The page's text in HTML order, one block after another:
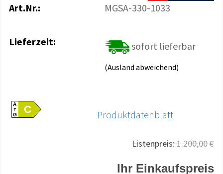
Art.Nr.: MGSA-330-1033
Lieferzeit: sofort lieferbar
(Ausland abweichend)
A
GC Produktdatenblatt
Listenpreis:1.200,00 €
Ihr Einkaufspreis